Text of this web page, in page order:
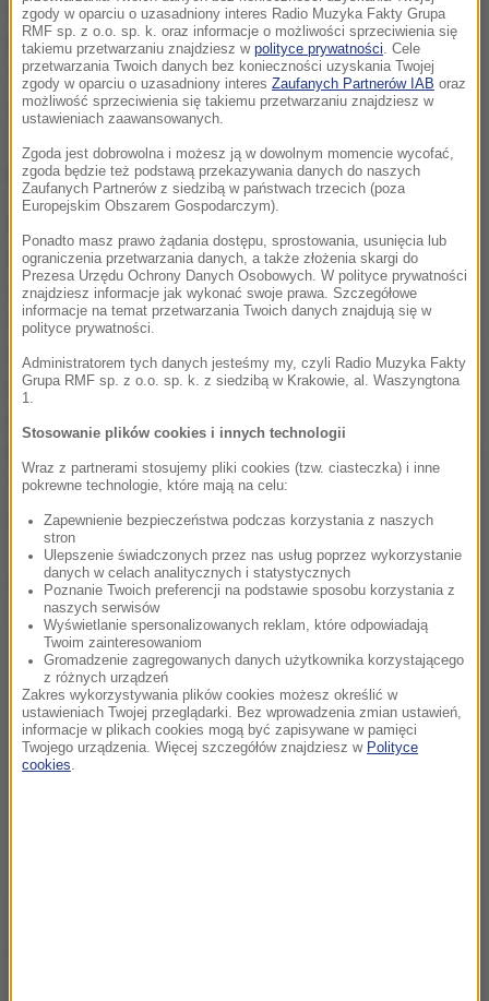
zdobyła m.in. wiele nagród Grammy, 21 American
Music Awards, nagrody Billboardu w kategorii
"Artystka dekady", World Music Award za "Najlepiej
sprzedającą się artystkę tego milenium" oraz BMI
komponowaniu piosenek.
popu, dającą zapierające dech w piersiach koncerty
wokalistką i najlepiej sprzedającą się piosenkarką
wszech czasów. Sprzedała ponad 220 milionów płyt,
a 17 z 18 jej singli, które zdobyły pierwsze miejsce
na prestiżowej Billboard Hot 100 zostały napisane
"We Belong Together". Żaden inny solowy artysta nie
osiągnął takiego wyniku.
Dalsza część artykułu pod materiałem video:
zgody w oparciu o uzasadniony interes Radio Muzyka Fakty Grupa
RMF sp. z o.o. sp. k. oraz informacje o możliwości sprzeciwienia się
takiemu przetwarzaniu znajdziesz w polityce prywatności. Cele
przetwarzania Twoich danych bez konieczności uzyskania Twojej
zgody w oparciu o uzasadniony interes Zaufanych Partnerów IAB oraz
możliwość sprzeciwienia się takiemu przetwarzaniu znajdziesz w
ustawieniach zaawansowanych.
Zgoda jest dobrowolna i możesz ją w dowolnym momencie wycofać,
zgoda będzie też podstawą przekazywania danych do naszych
Zaufanych Partnerów z siedzibą w państwach trzecich (poza
Europejskim Obszarem Gospodarczym).
Ponadto masz prawo żądania dostępu, sprostowania, usunięcia lub
ograniczenia przetwarzania danych, a także złożenia skargi do
Prezesa Urzędu Ochrony Danych Osobowych. W polityce prywatności
znajdziesz informacje jak wykonać swoje prawa. Szczegółowe
informacje na temat przetwarzania Twoich danych znajdują się w
polityce prywatności.
Administratorem tych danych jesteśmy my, czyli Radio Muzyka Fakty
Grupa RMF sp. z o.o. sp. k. z siedzibą w Krakowie, al. Waszyngtona
1.
Stosowanie plików cookies i innych technologii
Wraz z partnerami stosujemy pliki cookies (tzw. ciasteczka) i inne
pokrewne technologie, które mają na celu:
Zapewnienie bezpieczeństwa podczas korzystania z naszych
stron
Ulepszenie świadczonych przez nas usług poprzez wykorzystanie
danych w celach analitycznych i statystycznych
Poznanie Twoich preferencji na podstawie sposobu korzystania z
naszych serwisów
Wyświetlanie spersonalizowanych reklam, które odpowiadają
Twoim zainteresowaniom
Gromadzenie zagregowanych danych użytkownika korzystającego
z różnych urządzeń
Zakres wykorzystywania plików cookies możesz określić w
ustawieniach Twojej przeglądarki. Bez wprowadzenia zmian ustawień,
informacje w plikach cookies mogą być zapisywane w pamięci
Twojego urządzenia. Więcej szczegółów znajdziesz w Polityce
cookies.